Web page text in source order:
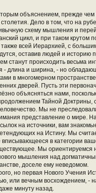
объяснением, прежде
Дело в том, что на
схему мышления и
цикл, и при таком крутом
всей Иерархией, с
оставив людей и
станут происходить весьма
- длина и ширина, - но
в многомерном
дверей. Пусть эти
объясняться нами,
Тайной
Мы не
представление о мире.
на источники, вам
на Истину. Мы
в категории
Мы ориентируемся
мышления над
доселе ему неведомом.
но первая Нового Учения
или вечным восхождением, -
минуту назад.